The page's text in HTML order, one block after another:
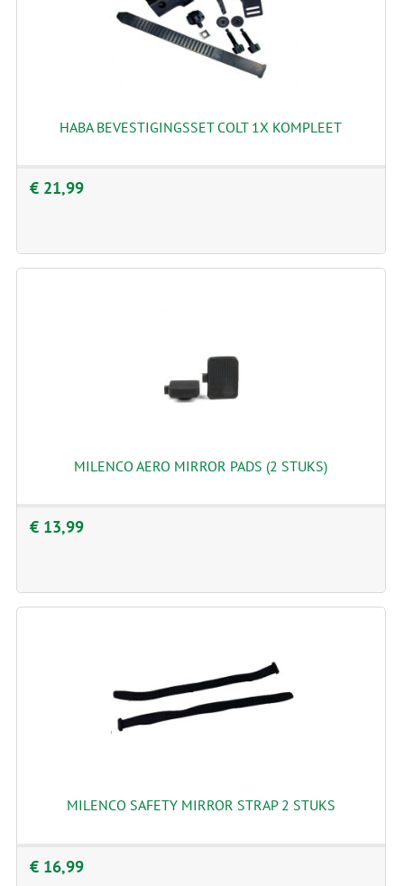
HABA BEVESTIGINGSSET COLT 1X KOMPLEET
€ 21,99
MILENCO AERO MIRROR PADS (2 STUKS)
€ 13,99
MILENCO SAFETY MIRROR STRAP 2 STUKS
€ 16,99